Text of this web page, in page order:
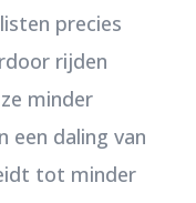
precies
rijden
minder
een daling van
tot minder